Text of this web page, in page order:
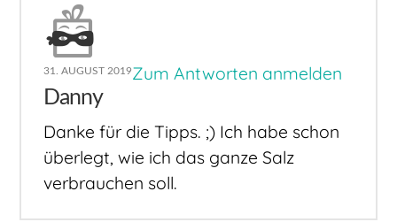
31. AUGUST 2019Zum Antworten anmelden
Danny
Danke für die Tipps. ;) Ich habe schon
überlegt, wie ich das ganze Salz
verbrauchen soll.